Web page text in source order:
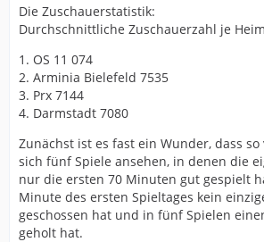
bringen u auch die Zuschauer zurück
zwar anfangs mehr, rentiert sich aber
Als Lienen kam, war auch anfangs eine
Euphorie, nur dies kann meiner
Verein momentan noch retten, sonst
Herzlungenmaschine beim
Wann wachen sie endlich auf!!! Es wir
Nichts gemacht! Es ist zum
Liga.......
Die Zuschauerstatistik:
Durchschnittliche Zuschauerzahl je
1. OS 11 074
2. Arminia Bielefeld 7535
3. Prx 7144
4. Darmstadt 7080
Zunächst ist es fast ein Wunder, dass
sich fünf Spiele ansehen, in denen die
nur die ersten 70 Minuten gut gespielt
Minute des ersten Spieltages kein
geschossen hat und in fünf Spielen
geholt hat.